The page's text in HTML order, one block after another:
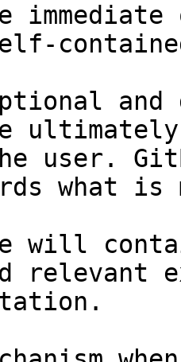
and
user.
what
will
relevant